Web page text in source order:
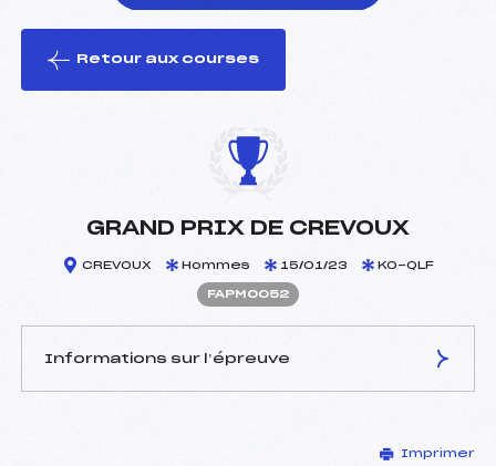
le ski
Retour aux courses
GRAND PRIX DE CREVOUX
CREVOUX Hommes 15/01/23 KO-QLF
FAPM0052
Informations sur l’épreuve
DROUIN SIMON (AP)
Imprimer